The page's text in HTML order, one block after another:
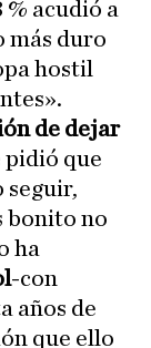
acudió a
más duro
hostil
de dejar
pidió que
seguir,
bonito no
ha
-con
años de
que ello